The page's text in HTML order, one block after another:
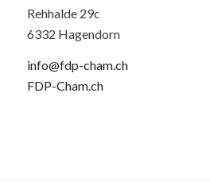
Rehhalde 29c
6332 Hagendorn
info@fdp-cham.ch
FDP-Cham.ch